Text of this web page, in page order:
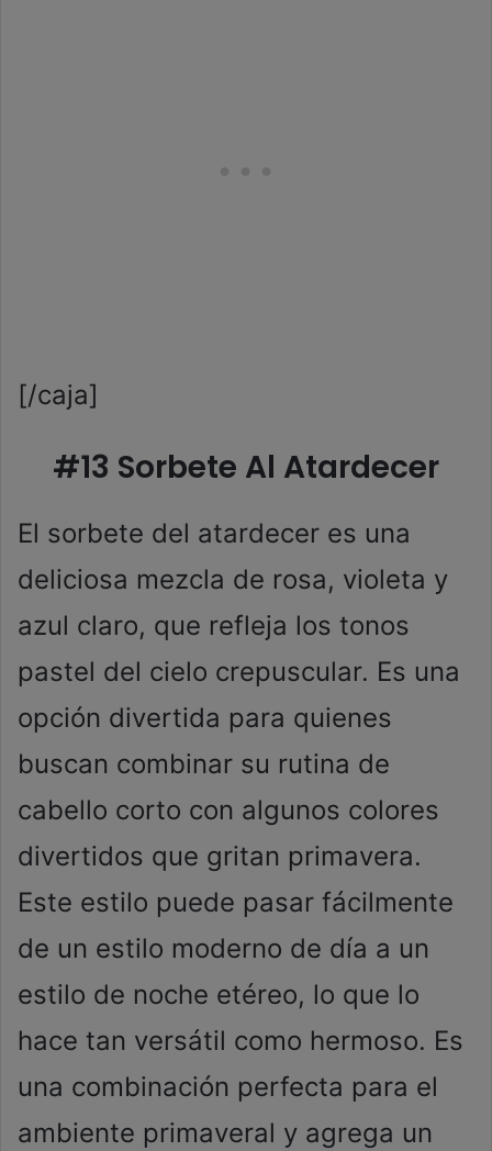
[/caja]
#13 Sorbete Al Atardecer
El sorbete del atardecer es una
deliciosa mezcla de rosa, violeta y
azul claro, que refleja los tonos
pastel del cielo crepuscular. Es una
opción divertida para quienes
buscan combinar su rutina de
cabello corto con algunos colores
divertidos que gritan primavera.
Este estilo puede pasar fácilmente
de un estilo moderno de día a un
estilo de noche etéreo, lo que lo
hace tan versátil como hermoso. Es
una combinación perfecta para el
ambiente primaveral y agrega un